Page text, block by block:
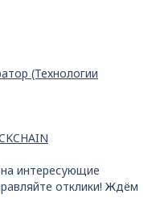
(Технологии
интересующие
отклики! Ждём